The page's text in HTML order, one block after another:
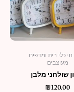
כלי בית ומדפים
מעוצבים
שולחני מלבן
₪120.00
ניתן
לבחור
את